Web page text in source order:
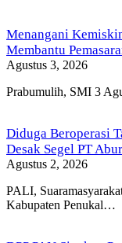
Menangani
Membantu
Agustus 3, 2026
Prabumulih, SMI 3
Diduga Beroperasi
Desak Segel PT
Agustus 2, 2026
PALI,
Kabupaten Penukal…